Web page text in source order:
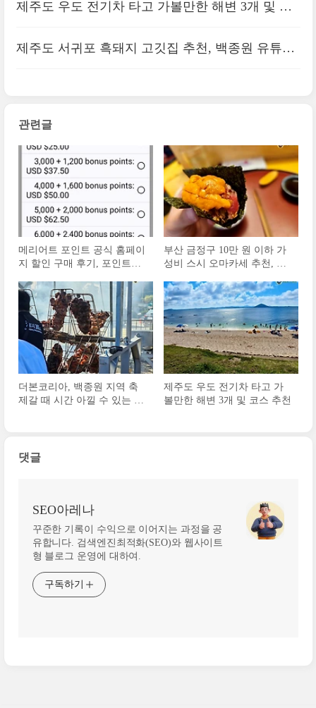
제주도 우도 전기차 타고 가볼만한 해변 3개 및 코
제주도 서귀포 흑돼지 고깃집 추천, 백종원 유튜브
관련글
메리어트 포인트 공식 홈페이
지 할인 구매 후기, 포인트숙
부산 금정구 10만 원 이하 가
성비 스시 오마카세 추천, 부
더본코리아, 백종원 지역 축
제갈 때 시간 아낄 수 있는 꿀
제주도 우도 전기차 타고 가
볼만한 해변 3개 및 코스 추천
댓글
SEO아레나
꾸준한 기록이 수익으로 이어지는 과정을 공
유합니다. 검색엔진최적화(SEO)와 웹사이트
형 블로그 운영에 대하여.
구독하기